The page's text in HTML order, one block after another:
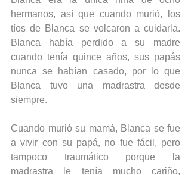
hermanos, así que cuando murió, los
tíos de Blanca se volcaron a cuidarla.
Blanca había perdido a su madre
cuando tenía quince años, sus papás
nunca se habían casado, por lo que
Blanca tuvo una madrastra desde
siempre.
Cuando murió su mamá, Blanca se fue
a vivir con su papá, no fue fácil, pero
tampoco traumático porque la
madrastra le tenía mucho cariño,